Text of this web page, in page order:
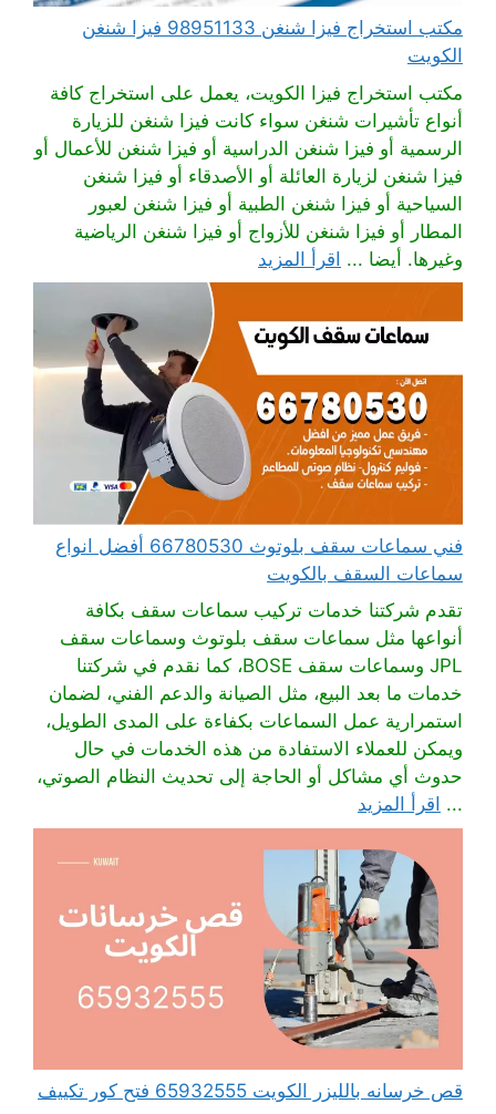
مكتب استخراج فيزا شنغن 98951133 فيزا شنغن
الكويت
مكتب استخراج فيزا الكويت، يعمل على استخراج كافة
أنواع تأشيرات شنغن سواء كانت فيزا شنغن للزيارة
الرسمية أو فيزا شنغن الدراسية أو فيزا شنغن للأعمال أو
فيزا شنغن لزيارة العائلة أو الأصدقاء أو فيزا شنغن
السياحية أو فيزا شنغن الطبية أو فيزا شنغن لعبور
المطار أو فيزا شنغن للأزواج أو فيزا شنغن الرياضية
وغيرها. أيضا ... اقرأ المزيد
فني سماعات سقف بلوتوث 66780530 أفضل انواع
سماعات السقف بالكويت
تقدم شركتنا خدمات تركيب سماعات سقف بكافة
أنواعها مثل سماعات سقف بلوتوث وسماعات سقف
JPL وسماعات سقف BOSE، كما نقدم في شركتنا
خدمات ما بعد البيع، مثل الصيانة والدعم الفني، لضمان
استمرارية عمل السماعات بكفاءة على المدى الطويل،
ويمكن للعملاء الاستفادة من هذه الخدمات في حال
حدوث أي مشاكل أو الحاجة إلى تحديث النظام الصوتي،
... اقرأ المزيد
قص خرسانه بالليزر الكويت 65932555 فتح كور تكييف